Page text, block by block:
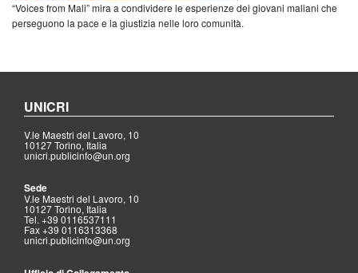
“Voices from Mali” mira a condividere le esperienze dei giovani maliani che
perseguono la pace e la giustizia nelle loro comunità.
UNICRI
V.le Maestri del Lavoro, 10
10127 Torino, Italia
unicri.publicinfo@un.org
Sede
V.le Maestri del Lavoro, 10
10127 Torino, Italia
Tel. +39 0116537111
Fax +39 0116313368
unicri.publicinfo@un.org